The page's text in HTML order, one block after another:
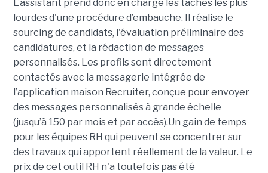
L’assistant prend donc en charge les tâches les plus
lourdes d'une procédure d’embauche. Il réalise le
sourcing de candidats, l'évaluation préliminaire des
candidatures, et la rédaction de messages
personnalisés. Les profils sont directement
contactés avec la messagerie intégrée de
l’application maison Recruiter, conçue pour envoyer
des messages personnalisés à grande échelle
(jusqu’à 150 par mois et par accès).Un gain de temps
pour les équipes RH qui peuvent se concentrer sur
des travaux qui apportent réellement de la valeur. Le
prix de cet outil RH n'a toutefois pas été